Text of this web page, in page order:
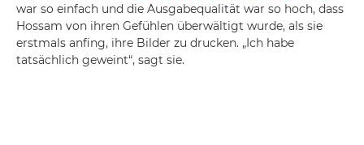
war so einfach und die Ausgabequalität war so hoch, dass
Hossam von ihren Gefühlen überwältigt wurde, als sie
erstmals anfing, ihre Bilder zu drucken. „Ich habe
tatsächlich geweint“, sagt sie.